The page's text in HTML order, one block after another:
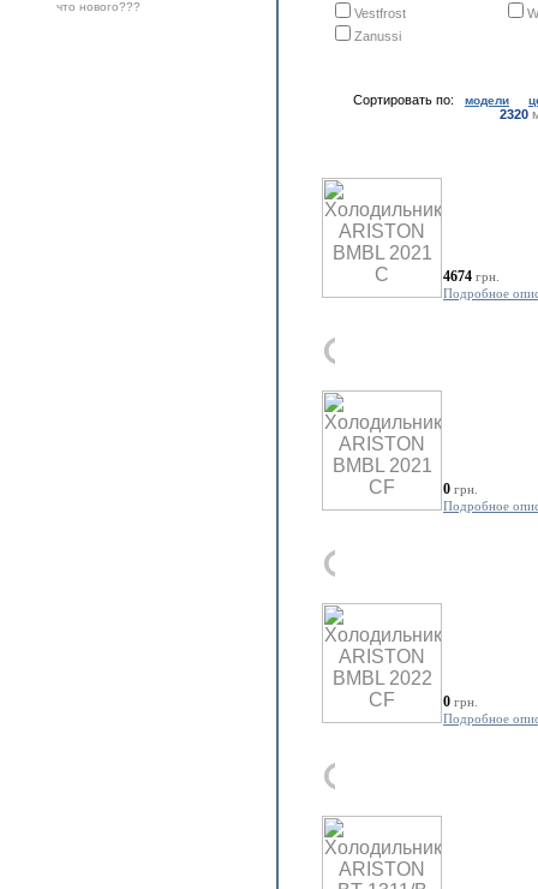
что нового???
Vestfrost
Zanussi
Сортировать по: модели
2320
4674 грн.
Подробное
0 грн.
Подробное
0 грн.
Подробное